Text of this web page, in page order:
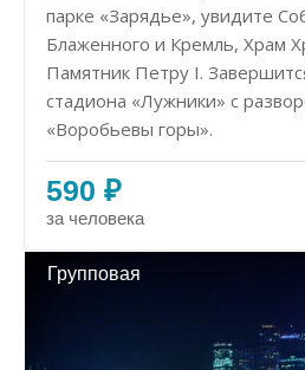
парке «Зарядье», увидите
Блаженного и Кремль, Храм
Памятник Петру I.
стадиона «Лужники» с
«Воробьевы горы».
590 ₽
за человека
Групповая